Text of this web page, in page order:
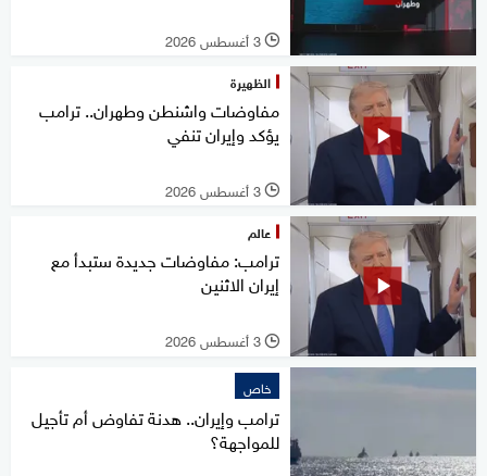
l 3 أغسطس 2026
الظهيرة
مفاوضات واشنطن وطهران.. ترامب
يؤكد وإيران تنفي
l 3 أغسطس 2026
عالم
ترامب: مفاوضات جديدة ستبدأ مع
إيران الاثنين
l 3 أغسطس 2026
خاص
ترامب وإيران.. هدنة تفاوض أم تأجيل
للمواجهة؟